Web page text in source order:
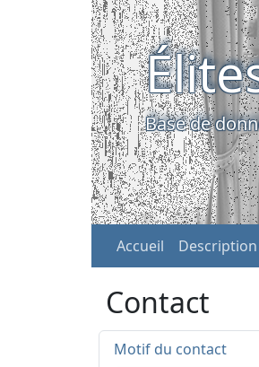
Base de
Accueil Description
Contact
Motif du contact